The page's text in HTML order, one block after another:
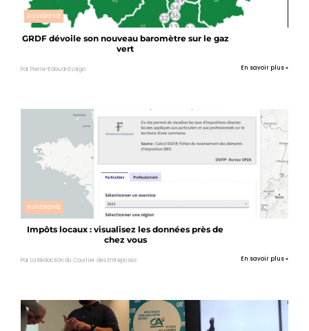
AUVERGNE
GRDF dévoile son nouveau baromètre sur le gaz
vert
Par Pierre-Edouard Laigo En savoir plus »
AUVERGNE
Impôts locaux : visualisez les données près de
chez vous
Par La Rédaction du Courrier des Entreprises En savoir plus »